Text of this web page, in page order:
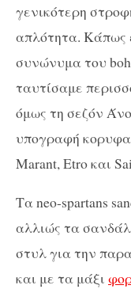
γενικότερη
απλότητα. Κάπως
συνώνυμα του
ταυτίσαμε
όμως τη σεζόν
υπογραφή
Marant, Etro και
Τα neo-spartans
αλλιώς τα
στυλ για την
και με τα μάξι